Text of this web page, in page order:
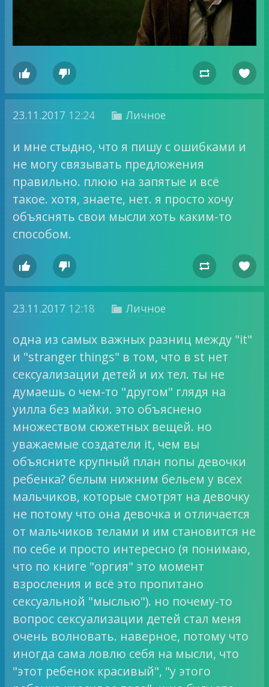
   
23.11.2017 12:24  Личное
и мне стыдно, что я пишу с ошибками и
не могу связывать предложения
правильно. плюю на запятые и всё
такое. хотя, знаете, нет. я просто хочу
объяснять свои мысли хоть каким-то
способом.
   
23.11.2017 12:18  Личное
одна из самых важных разниц между "it"
и "stranger things" в том, что в st нет
сексуализации детей и их тел. ты не
думаешь о чем-то "другом" глядя на
уилла без майки. это объяснено
множеством сюжетных вещей. но
уважаемые создатели it, чем вы
объясните крупный план попы девочки
ребенка? белым нижним бельем у всех
мальчиков, которые смотрят на девочку
не потому что она девочка и отличается
от мальчиков телами и им становится не
по себе и просто интересно (я понимаю,
что по книге "оргия" это момент
взросления и всё это пропитано
сексуальной "мыслью"). но почему-то
вопрос сексуализации детей стал меня
очень волновать. наверное, потому что
иногда сама ловлю себя на мысли, что
"этот ребенок красивый", "у этого